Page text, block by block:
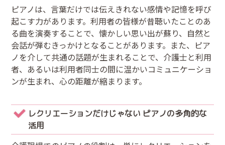
ピアノは、言葉だけでは伝えきれない感情や記憶を呼び
起こす力があります。利用者の皆様が昔聴いたことのあ
る曲を演奏することで、懐かしい思い出が蘇り、自然と
会話が弾むきっかけとなることがあります。また、ピア
ノを介して共通の話題が生まれることで、介護士と利用
者、あるいは利用者同士の間に温かいコミュニケーショ
ンが生まれ、心の距離が縮まります。
レクリエーションだけじゃない ピアノの多角的な
活用